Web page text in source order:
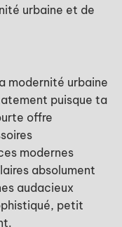
urbaine et de
modernité urbaine
puisque ta
offre
modernes
absolument
audacieux
petit